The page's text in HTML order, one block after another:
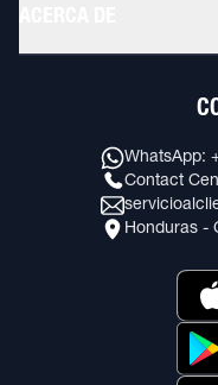
WhatsApp:
Contact
Honduras -